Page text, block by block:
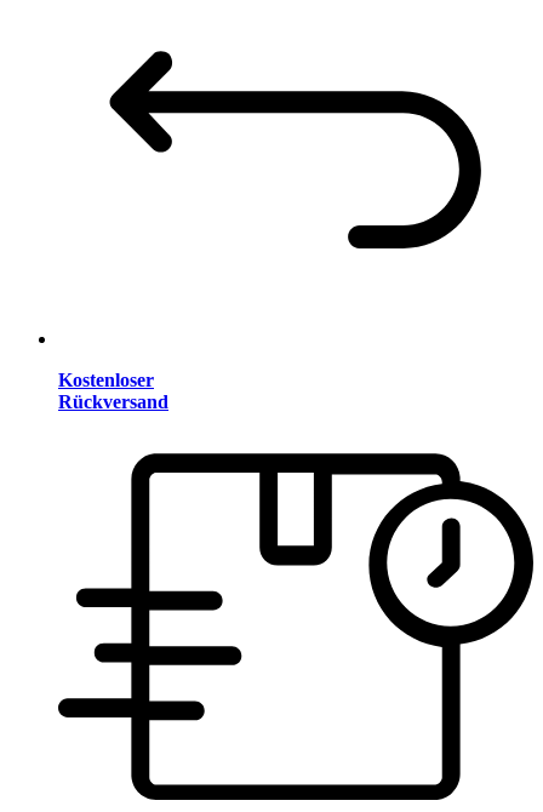
Kostenloser
Rückversand